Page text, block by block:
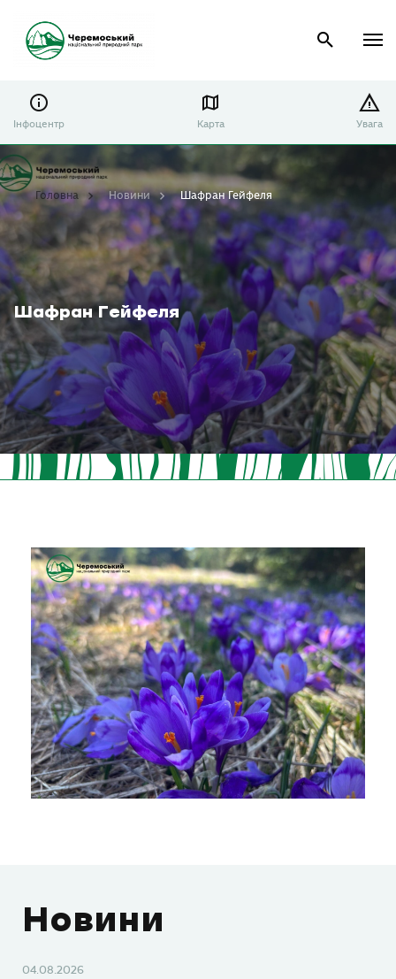
Інфоцентр Карта Увага
Шафран Гейфеля
Головна Новини Шафран Гейфеля
Новини
04.08.2026